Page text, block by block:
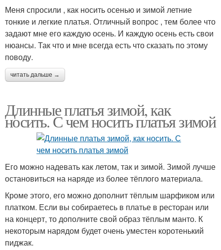
Меня спросили , как носить осенью и зимой летние
тонкие и легкие платья. Отличный вопрос , тем более что
задают мне его каждую осень. И каждую осень есть свои
нюансы. Так что и мне всегда есть что сказать по этому
поводу.
читать дальше →
Длинные платья зимой, как
носить. С чем носить платья зимой
Его можно надевать как летом, так и зимой. Зимой лучше
остановиться на наряде из более тёплого материала.
Кроме этого, его можно дополнит тёплым шарфиком или
платком. Если вы собираетесь в платье в ресторан или
на концерт, то дополните свой образ тёплым манто. К
некоторым нарядом будет очень уместен коротенький
пиджак.